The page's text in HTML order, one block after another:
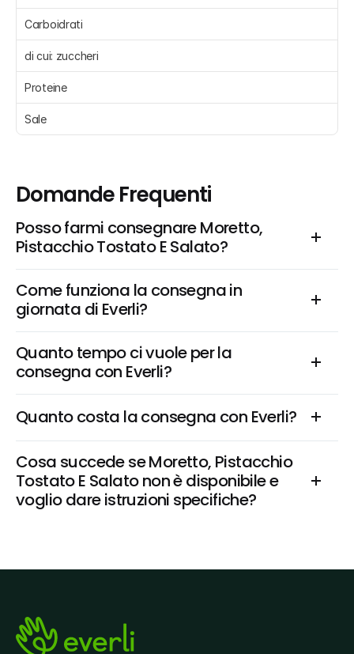
Carboidrati
di cui: zuccheri
Proteine
Sale
Domande Frequenti
Posso farmi consegnare Moretto,
Pistacchio Tostato E Salato?
Come funziona la consegna in
giornata di Everli?
Quanto tempo ci vuole per la
consegna con Everli?
Quanto costa la consegna con Everli?
Cosa succede se Moretto, Pistacchio
Tostato E Salato non è disponibile e
voglio dare istruzioni specifiche?